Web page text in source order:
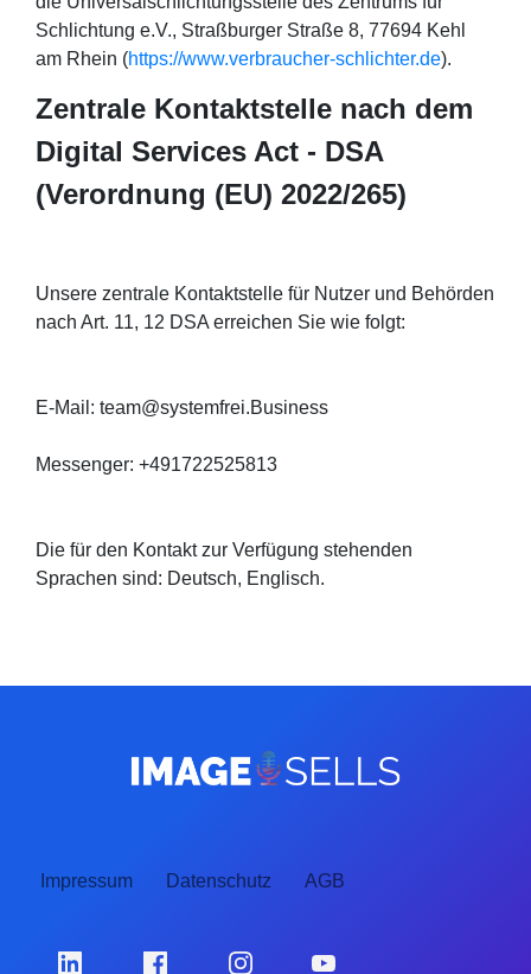
Schlichtung e.V., Straßburger Straße 8, 77694 Kehl
am Rhein (https://www.verbraucher-schlichter.de).
Zentrale Kontaktstelle nach dem
Digital Services Act - DSA
(Verordnung (EU) 2022/265)
Unsere zentrale Kontaktstelle für Nutzer und Behörden
nach Art. 11, 12 DSA erreichen Sie wie folgt:
E-Mail: team@systemfrei.Business
Messenger: +491722525813
Die für den Kontakt zur Verfügung stehenden
Sprachen sind: Deutsch, Englisch.
Impressum Datenschutz AGB